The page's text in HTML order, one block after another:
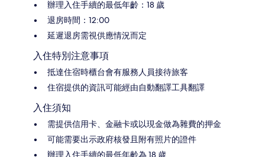
辦理入住手續的最低年齡：18 歲
退房時間：12:00
延遲退房需視供應情況而定
入住特別注意事項
抵達住宿時櫃台會有服務人員接待旅客
住宿提供的資訊可能經由自動翻譯工具翻譯
入住須知
需提供信用卡、金融卡或以現金做為雜費的押金
可能需要出示政府核發且附有照片的證件
辦理入住手續的最低年齡為 18 歲